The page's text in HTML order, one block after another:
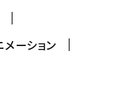
ーション